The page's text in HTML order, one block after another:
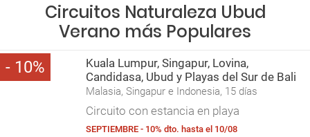
Circuitos Naturaleza Ubud
Verano más Populares
10
Kuala Lumpur, Singapur, Lovina,
Candidasa, Ubud y Playas del Sur de Bali
Malasia, Singapur e Indonesia, 15 días
Circuito con estancia en playa
SEPTIEMBRE - 10% dto. hasta el 10/08